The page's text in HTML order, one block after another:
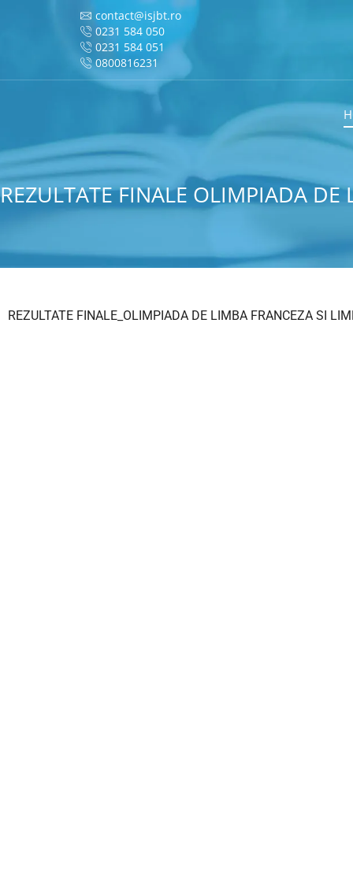
contact@isjbt.ro
0231 584 050
0231 584 051
0800816231
REZULTATE FINALE OLIMPIADA
REZULTATE FINALE_OLIMPIADA DE LIMBA FRANCEZA SI